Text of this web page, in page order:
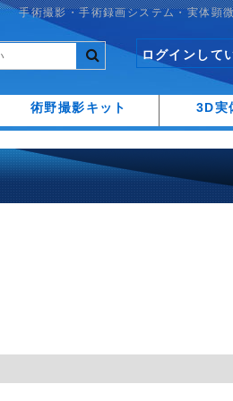
手術撮影・手術録画システム・実体顕
ログインして
術野撮影キット 3D実